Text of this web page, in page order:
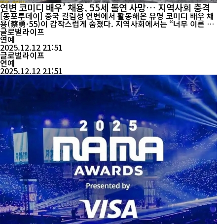
연변 코미디 배우’ 채용, 55세 돌연 사망… 지역사회 충격
[동포투데이] 중국 길림성 연변에서 활동해온 유명 코미디 배우 채
용(蔡勇·55)이 갑작스럽게 숨졌다. 지역사회에서는 “너무 이른 죽
음”이라며 충격과 비통함이 이어지고 있다. 현지에 공개된 부고에
따르면 채용은 지난 9일 밤 9시 18분께 급성 뇌출혈 증세로 쓰러져
병원으로 옮겨졌지만 끝내 의식을 회복하지 못했다. 비보가 10일 온
라인 커뮤니티를 통해 퍼지자 연변 주민들은 “도저히 믿...
글로벌라이프
연예
2025.12.12 21:51
글로벌라이프
연예
2025.12.12 21:51